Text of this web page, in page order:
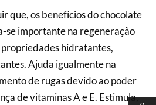
que, os benefícios do chocolate
se importante na regeneração
propriedades hidratantes,
Ajuda igualmente na
de rugas devido ao poder
de vitaminas A e E. Estimula,